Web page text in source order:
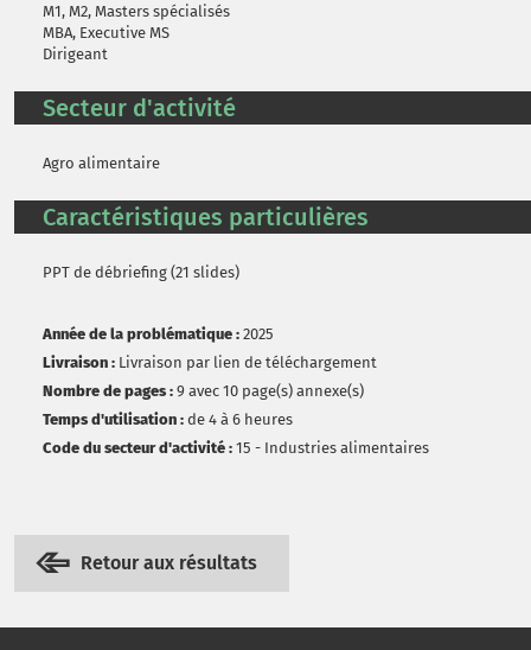
M1, M2, Masters spécialisés
MBA, Executive MS
Dirigeant
Secteur d'activité
Agro alimentaire
Caractéristiques particulières
PPT de débriefing (21 slides)
Année de la problématique : 2025
Livraison : Livraison par lien de téléchargement
Nombre de pages : 9 avec 10 page(s) annexe(s)
Temps d'utilisation : de 4 à 6 heures
Code du secteur d'activité : 15 - Industries alimentaires
Retour aux résultats